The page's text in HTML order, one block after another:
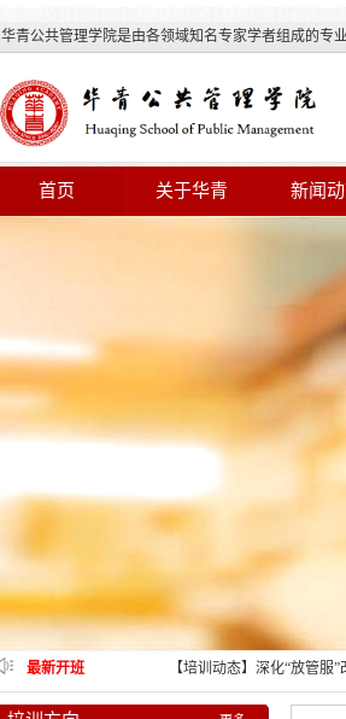
华青公共管理学院是由各领域知名专家学者组成的专
首页 关于华青 新闻
最新开班
【培训动态】打造一流营
培训班在湖北省顺利举办
【培训动态】选调生和年
顺利结业
【培训动态】财务综合能力
【培训动态】“强党性、提
【培训动态】深化“放管服
训班在成都顺利举办
【培训动态】2024年第五
统干部履职能力提升培训
【培训动态】深入学习“千